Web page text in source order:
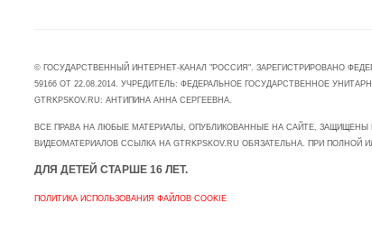
© ГОСУДАРСТВЕННЫЙ ИНТЕРНЕТ-КАНАЛ "РОССИЯ". ЗАРЕГИСТРИРОВАНО
59166 ОТ 22.08.2014. УЧРЕДИТЕЛЬ: ФЕДЕРАЛЬНОЕ ГОСУДАРСТВЕННОЕ
GTRKPSKOV.RU: АНТИПИНА АННА СЕРГЕЕВНА.
ВСЕ ПРАВА НА ЛЮБЫЕ МАТЕРИАЛЫ, ОПУБЛИКОВАННЫЕ НА САЙТЕ,
ВИДЕОМАТЕРИАЛОВ ССЫЛКА НА GTRKPSKOV.RU ОБЯЗАТЕЛЬНА. ПРИ ПОЛНОЙ
ДЛЯ ДЕТЕЙ СТАРШЕ 16 ЛЕТ.
ПОЛИТИКА ИСПОЛЬЗОВАНИЯ ФАЙЛОВ COOKIE